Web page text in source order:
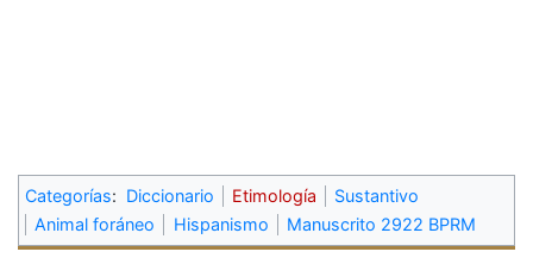
Categorías: Diccionario Etimología
Sustantivo
Animal foráneo
Hispanismo Manuscrito 2922 BPRM